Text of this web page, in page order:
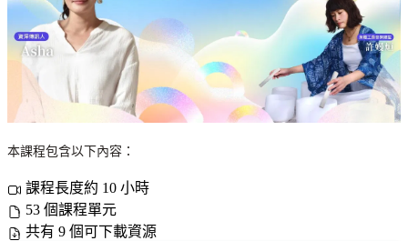
本課程包含以下內容：
課程長度約 10 小時
53 個課程單元
共有 9 個可下載資源